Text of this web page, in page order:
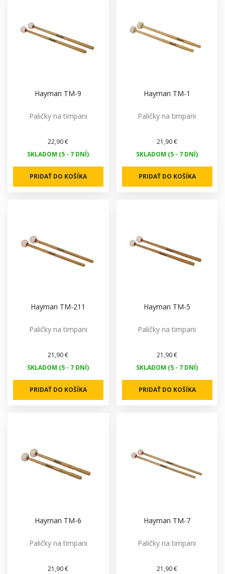
Hayman TM-9
Paličky na timpani
22,90 €
SKLADOM (5 - 7 DNÍ)
PRIDAŤ DO KOŠÍKA
Hayman TM-1
Paličky na timpani
21,90 €
SKLADOM (5 - 7 DNÍ)
PRIDAŤ DO KOŠÍKA
Hayman TM-211
Paličky na timpani
21,90 €
SKLADOM (5 - 7 DNÍ)
PRIDAŤ DO KOŠÍKA
Hayman TM-5
Paličky na timpani
21,90 €
SKLADOM (5 - 7 DNÍ)
PRIDAŤ DO KOŠÍKA
Hayman TM-6
Paličky na timpani
21,90 €
Hayman TM-7
Paličky na timpani
21,90 €